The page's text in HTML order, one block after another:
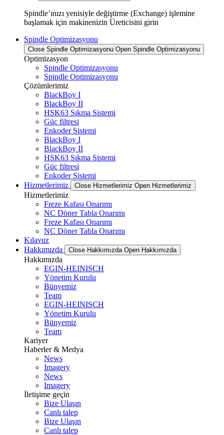
Spindle’ınızı yenisiyle değiştirme (Exchange) işlemine
başlamak için makinenizin Üreticisini girin
Spindle Optimizasyonu
Close Spindle Optimizasyonu Open Spindle Optimizasyonu
Optimizasyon
Spindle Optimizasyonu
Spindle Optimizasyonu
Çözümlerimiz
BlackBoy I
BlackBoy II
HSK63 Sıkma Sistemi
Güç filtresi
Enkoder Sistemi
BlackBoy I
BlackBoy II
HSK63 Sıkma Sistemi
Güç filtresi
Enkoder Sistemi
Hizmetlerimiz
Close Hizmetlerimiz Open Hizmetlerimiz
Hizmetlerimiz
Freze Kafası Onarımı
NC Döner Tabla Onarımı
Freze Kafası Onarımı
NC Döner Tabla Onarımı
Kılavuz
Hakkımızda
Close Hakkımızda Open Hakkımızda
Hakkımızda
EGIN-HEINISCH
Yönetim Kurulu
Bünyemiz
Team
EGIN-HEINISCH
Yönetim Kurulu
Bünyemiz
Team
Kariyer
Haberler & Medya
News
Imagery
News
Imagery
İletişime geçin
Bize Ulaşın
Canlı talep
Bize Ulaşın
Canlı talep